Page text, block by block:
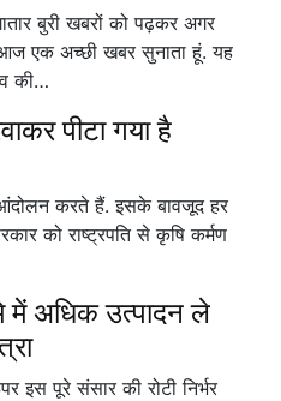
बुरी खबरों को पढ़कर अगर
एक अच्छी खबर सुनाता हूं. यह
की…
पीटा गया है
करते हैं. इसके बावजूद हर
को राष्ट्रपति से कृषि कर्मण
में अधिक उत्पादन ले
इस पूरे संसार की रोटी निर्भर